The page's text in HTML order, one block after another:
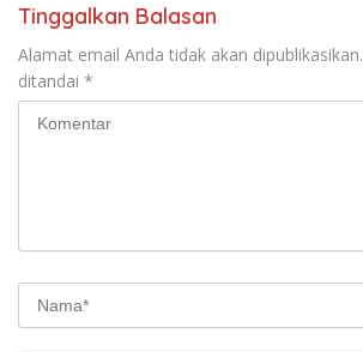
Tinggalkan Balasan
Alamat email Anda tidak akan dipublikasikan.
ditandai *